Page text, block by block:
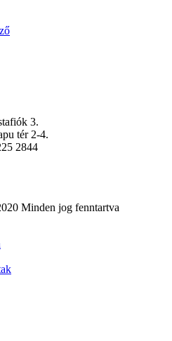
3.
tér 2-4.
2844
Minden jog fenntartva